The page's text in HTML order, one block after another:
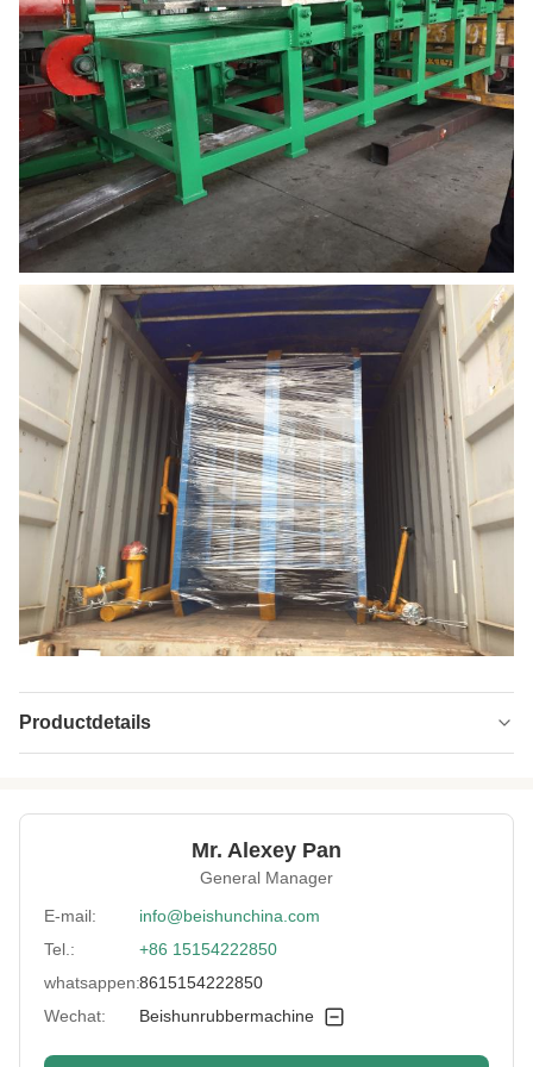
Productdetails
Main Motor Power:11 kW
0-200°C
Power: 50 kW
Mode Of
Ondersteuning van aanpassingen
Mr. Alexey Pan
General Manager
E-mail:
info@beishunchina.com
Tel.:
+86 15154222850
whatsappen:8615154222850
Wechat:
Beishunrubbermachine